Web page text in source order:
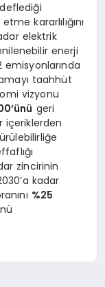
kararlılığını
elektrik
enerji
emisyonlarında
taahhüt
vizyonu
geri
içeriklerden
zincirinin
kadar
%25